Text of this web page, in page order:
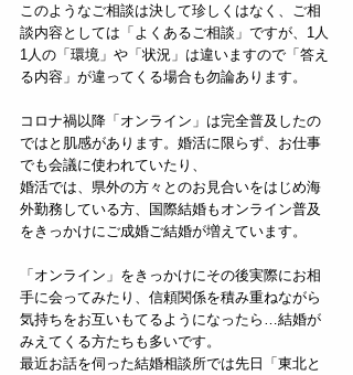
このようなご相談は決して珍しくはなく、ご相
談内容としては「よくあるご相談」ですが、1人
1人の「環境」や「状況」は違いますので「答え
る内容」が違ってくる場合も勿論あります。
コロナ禍以降「オンライン」は完全普及したの
ではと肌感があります。婚活に限らず、お仕事
でも会議に使われていたり、
婚活では、県外の方々とのお見合いをはじめ海
外勤務している方、国際結婚もオンライン普及
をきっかけにご成婚ご結婚が増えています。
「オンライン」をきっかけにその後実際にお相
手に会ってみたり、信頼関係を積み重ねながら
気持ちをお互いもてるようになったら…結婚が
みえてくる方たちも多いです。
最近お話を伺った結婚相談所では先日「東北と